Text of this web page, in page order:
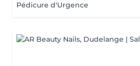
Pédicure d'Urgence